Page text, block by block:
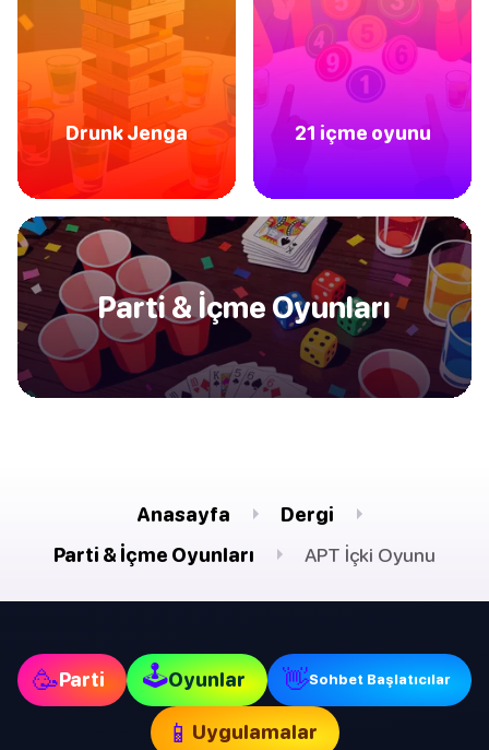
Drunk Jenga 21 içme oyunu
Parti & İçme Oyunları
Anasayfa
Dergi
Parti & İçme Oyunları
APT İçki Oyunu
🥳Parti 🕹Oyunlar 👋Sohbet Başlatıcılar
📱 Uygulamalar